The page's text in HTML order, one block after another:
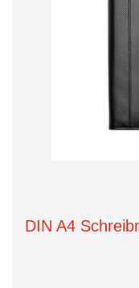
DIN A4